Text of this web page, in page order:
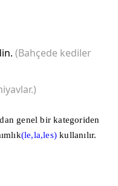
(Bahçede kediler
genel bir kategoriden
(le,la,les) kullanılır.